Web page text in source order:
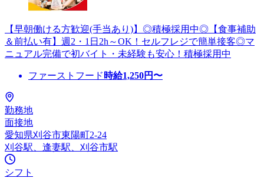
【早朝働ける方歓迎(手当あり)】◎積極採用中◎【食事補助
＆前払い有】週2・1日2h～OK！セルフレジで簡単接客◎マ
ニュアル完備で初バイト・未経験も安心！積極採用中
ファーストフード 時給1,250円〜
勤務地
面接地
愛知県刈谷市東陽町2-24
刈谷駅、逢妻駅、刈谷市駅
シフト